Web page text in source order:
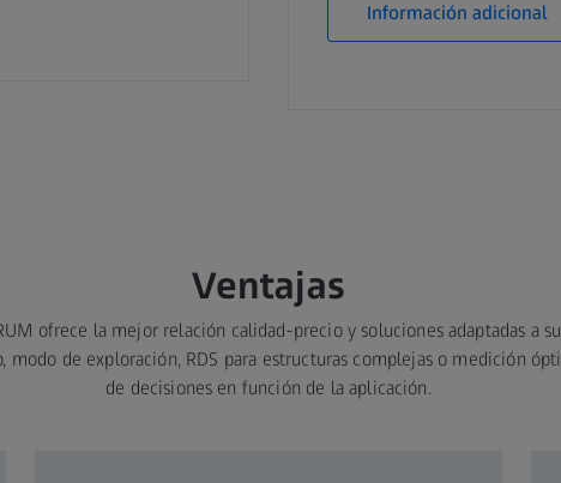
Información adicional
Ventajas
ofrece la mejor relación calidad-precio y soluciones adaptadas a
modo de exploración, RDS para estructuras complejas o medición
de decisiones en función de la aplicación.